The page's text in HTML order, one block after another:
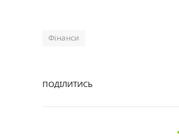
Фінанси
ПОДІЛИТИСЬ